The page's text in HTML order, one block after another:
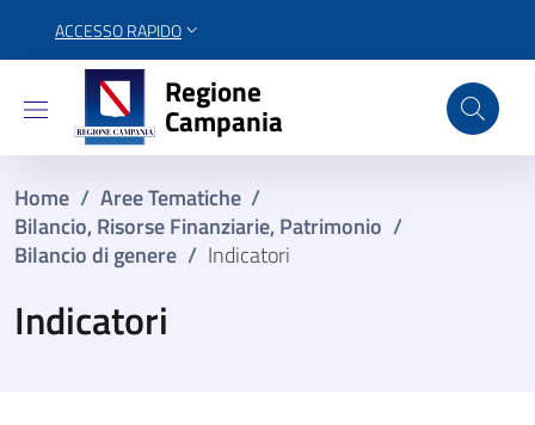
ACCESSO RAPIDO
Regione Campania
Regione
Campania
Home / Aree Tematiche /
Bilancio, Risorse Finanziarie, Patrimonio /
Bilancio di genere / Indicatori
Indicatori